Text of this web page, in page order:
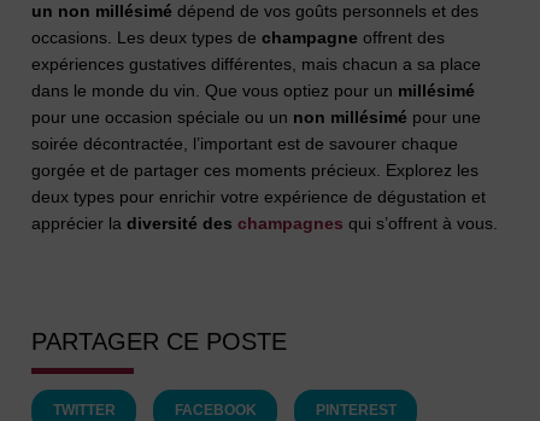
un non millésimé dépend de vos goûts personnels et des
occasions. Les deux types dechampagne offrent des
expériences gustatives différentes, mais chacun a sa place
dans le monde du vin. Que vous optiez pour un millésimé
pour une occasion spéciale ou un non millésimé pour une
soirée décontractée, l’important est de savourer chaque
gorgée et de partager ces moments précieux. Explorez les
deux types pour enrichir votre expérience de dégustation et
apprécier ladiversité deschampagnes qui s’offrent à vous.
PARTAGER CE POSTE
TWITTER FACEBOOK PINTEREST